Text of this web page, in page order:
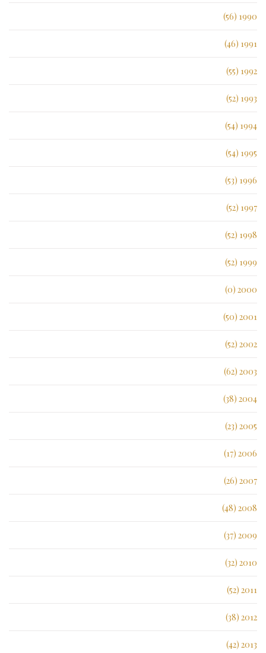
1990 (56)
1991 (46)
1992 (55)
1993 (52)
1994 (54)
1995 (54)
1996 (53)
1997 (52)
1998 (52)
1999 (52)
2000 (0)
2001 (50)
2002 (52)
2003 (62)
2004 (38)
2005 (23)
2006 (17)
2007 (26)
2008 (48)
2009 (37)
2010 (32)
2011 (52)
2012 (38)
2013 (42)